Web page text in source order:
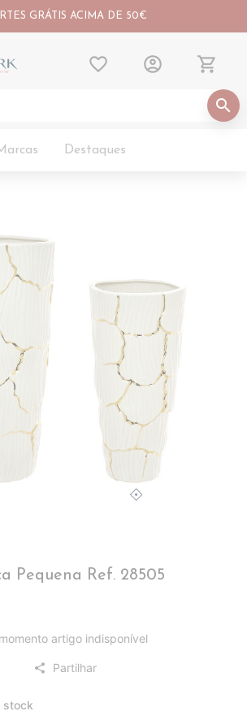
GRÁTIS ACIMA DE 50€
search
favorite_border account_circle shopping_cart
Destaques
Pequena Ref. 28505
artigo indisponível
share Partilhar
stock